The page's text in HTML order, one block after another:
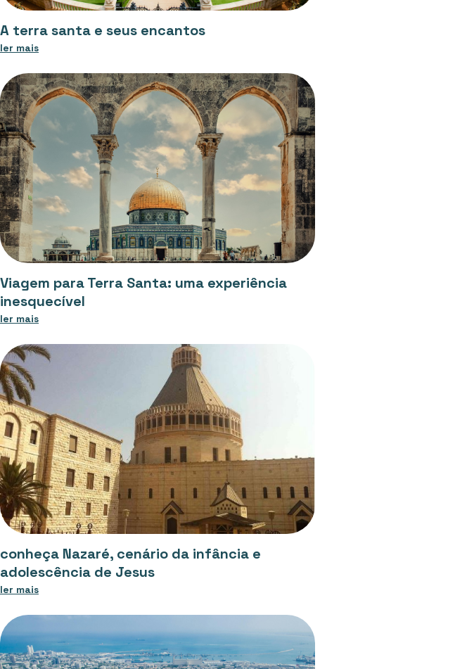
A terra santa e seus encantos
ler mais
Viagem para Terra Santa: uma experiência
inesquecível
ler mais
conheça Nazaré, cenário da infância e
adolescência de Jesus
ler mais